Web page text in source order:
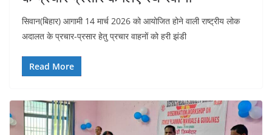
सिवान(बिहार) आगामी 14 मार्च 2026 को आयोजित होने वाली राष्ट्रीय लोक
अदालत के प्रचार-प्रसार हेतु प्रचार वाहनों को हरी झंडी
Read More